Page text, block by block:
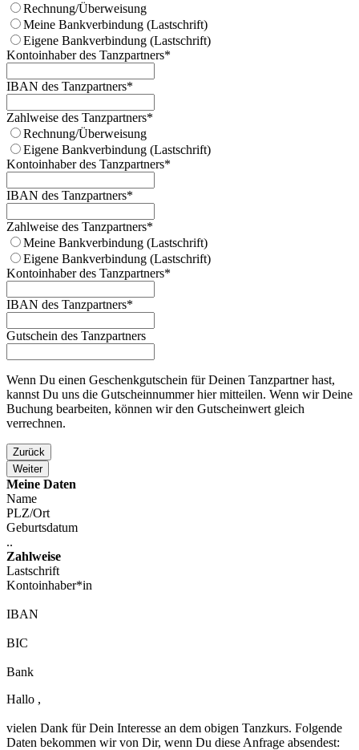
Rechnung/Überweisung
Meine Bankverbindung (Lastschrift)
Eigene Bankverbindung (Lastschrift)
Kontoinhaber des Tanzpartners*
IBAN des Tanzpartners*
Zahlweise des Tanzpartners*
Rechnung/Überweisung
Eigene Bankverbindung (Lastschrift)
Kontoinhaber des Tanzpartners*
IBAN des Tanzpartners*
Zahlweise des Tanzpartners*
Meine Bankverbindung (Lastschrift)
Eigene Bankverbindung (Lastschrift)
Kontoinhaber des Tanzpartners*
IBAN des Tanzpartners*
Gutschein des Tanzpartners
Wenn Du einen Geschenkgutschein für Deinen Tanzpartner hast,
kannst Du uns die Gutscheinnummer hier mitteilen. Wenn wir Deine
Buchung bearbeiten, können wir den Gutscheinwert gleich
verrechnen.
Zurück
Weiter
Website
URL*
Meine Daten
Name
PLZ/Ort
Geburtsdatum
..
Zahlweise
Lastschrift
Kontoinhaber*in
IBAN
BIC
Bank
Hallo ,
vielen Dank für Dein Interesse an dem obigen Tanzkurs. Folgende
Daten bekommen wir von Dir, wenn Du diese Anfrage absendest: